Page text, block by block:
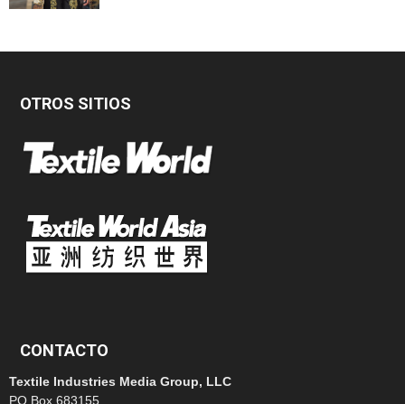
OTROS SITIOS
CONTACTO
Textile Industries Media Group, LLC
PO Box 683155